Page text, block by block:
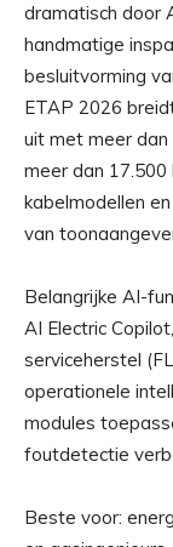
dramatisch door
handmatige
besluitvorming
ETAP 2026
uit met meer
meer dan
kabelmodellen
van
Belangrijke AI-
AI Electric
serviceherstel
operationele
modules
foutdetectie
Beste voor: